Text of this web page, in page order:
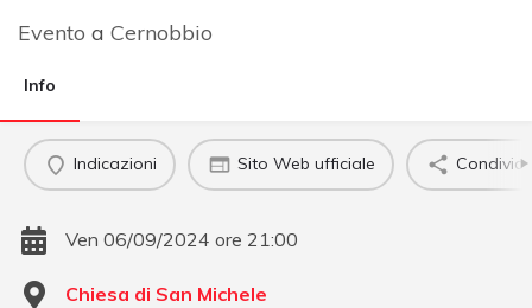
Evento a Cernobbio
Info
Indicazioni Sito Web ufficiale Condividi
Ven 06/09/2024 ore 21:00
Chiesa di San Michele